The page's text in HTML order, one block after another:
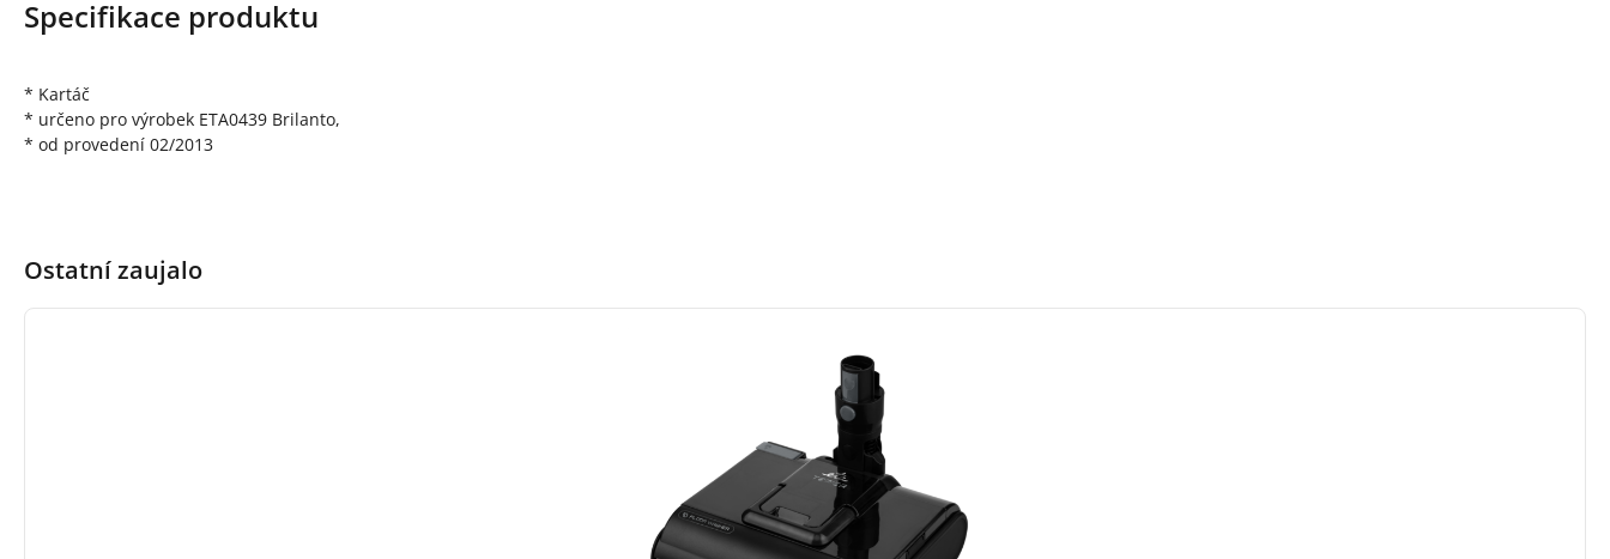
Specifikace produktu
* Kartáč
* určeno pro výrobek ETA0439 Brilanto,
* od provedení 02/2013
Ostatní zaujalo